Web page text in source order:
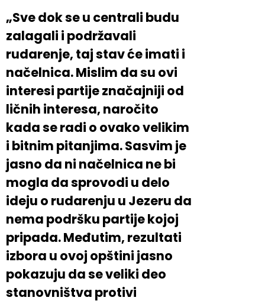
„Sve dok se u centrali budu
zalagali i podržavali
rudarenje, taj stav će imati i
načelnica. Mislim da su ovi
interesi partije značajniji od
ličnih interesa, naročito
kada se radi o ovako velikim
i bitnim pitanjima. Sasvim je
jasno da ni načelnica ne bi
mogla da sprovodi u delo
ideju o rudarenju u Jezeru da
nema podršku partije kojoj
pripada. Međutim, rezultati
izbora u ovoj opštini jasno
pokazuju da se veliki deo
stanovništva protivi